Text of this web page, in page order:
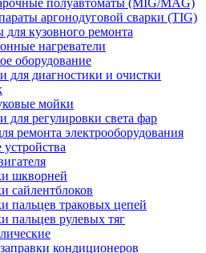
полуавтоматы (MIG/MAG)
аргонодуговой сварки (TIG)
для кузовного ремонта
нагреватели
оборудование
для диагностики и очистки
мойки
для регулировки света фар
ремонта электрооборудования
шкворней
сайлентблоков
пальцев траковых цепей
пальцев рулевых тяг
кондиционеров